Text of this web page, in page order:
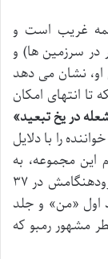
غریب است و
در سرزمین ها) و
نشان می دهد
تا انتهای امکان
در یخ تبعید»
را با دلایل
این مجموعه، به
ادامه ی زندگی رمبو پس از ترک شعر تا مرگ زودهنگامش در ۳۷
اول «من» و جلد
مشهور رمبو که